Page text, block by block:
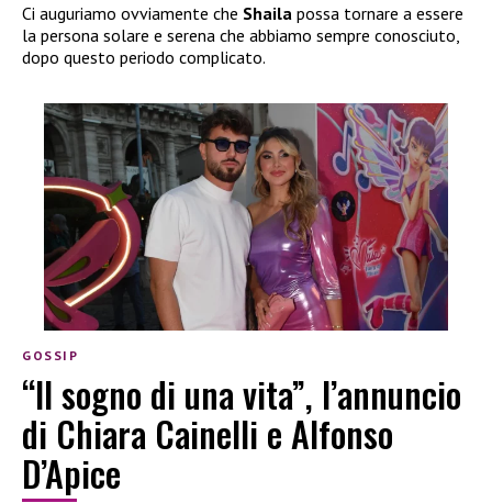
Ci auguriamo ovviamente che Shaila possa tornare a essere
la persona solare e serena che abbiamo sempre conosciuto,
dopo questo periodo complicato.
GOSSIP
“Il sogno di una vita”, l’annuncio
di Chiara Cainelli e Alfonso
D’Apice